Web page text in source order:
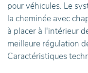
pour véhicules. Le
la cheminée avec
à placer à l'intérieur
meilleure régulation
Caractéristiques